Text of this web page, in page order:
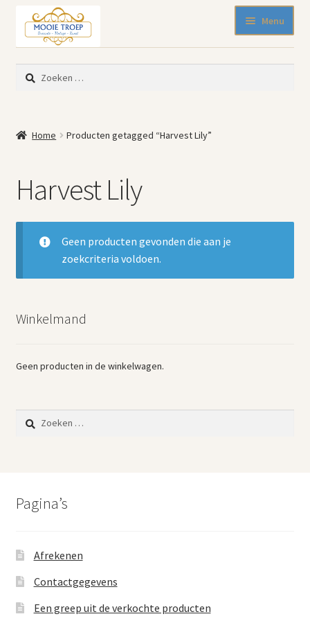
door
naar
navigatie
naar
de
inhoud
Menu
Nieuw binnen
Blikken
Keukenspullen
Kleine meubelen
Muurdecoratie
Servies en glaswerk
Woonaccessoires
Zoeken
naar:
Home Producten getagged “Harvest Lily”
Harvest Lily
Geen producten gevonden die aan je
zoekcriteria voldoen.
Winkelmand
Geen producten in de winkelwagen.
Zoeken
naar:
Pagina’s
Afrekenen
Contactgegevens
Een greep uit de verkochte producten